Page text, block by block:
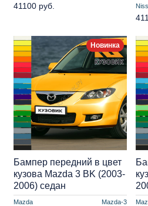
41100 руб.
Новинка
Mazda Mazda-3
Бампер передний в цвет
кузова Mazda 3 BK (2003-
2006) седан